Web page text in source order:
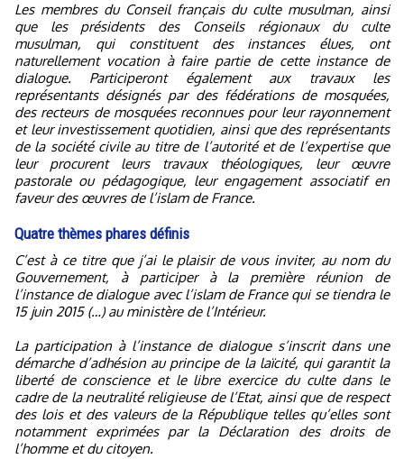
Les membres du Conseil français du culte musulman, ainsi
que les présidents des Conseils régionaux du culte
musulman, qui constituent des instances élues, ont
naturellement vocation à faire partie de cette instance de
dialogue. Participeront également aux travaux les
représentants désignés par des fédérations de mosquées,
des recteurs de mosquées reconnues pour leur rayonnement
et leur investissement quotidien, ainsi que des représentants
de la société civile au titre de l’autorité et de l’expertise que
leur procurent leurs travaux théologiques, leur œuvre
pastorale ou pédagogique, leur engagement associatif en
faveur des œuvres de l’islam de France.
Quatre thèmes phares définis
C’est à ce titre que j’ai le plaisir de vous inviter, au nom du
Gouvernement, à participer à la première réunion de
l’instance de dialogue avec l’islam de France qui se tiendra le
15 juin 2015 (…) au ministère de l’Intérieur.
La participation à l’instance de dialogue s’inscrit dans une
démarche d’adhésion au principe de la laïcité, qui garantit la
liberté de conscience et le libre exercice du culte dans le
cadre de la neutralité religieuse de l’Etat, ainsi que de respect
des lois et des valeurs de la République telles qu’elles sont
notamment exprimées par la Déclaration des droits de
l’homme et du citoyen.